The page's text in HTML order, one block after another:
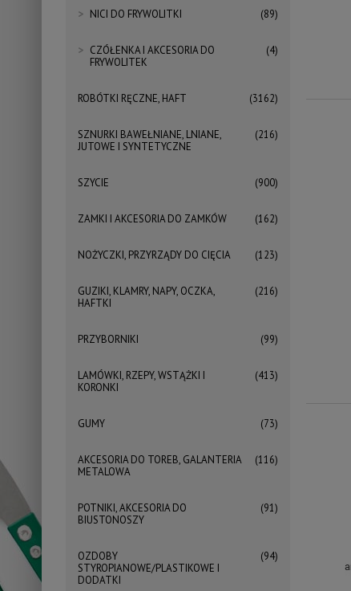
NICI DO FRYWOLITKI (89)
CZÓŁENKA I AKCESORIA DO
FRYWOLITEK
(4)
ROBÓTKI RĘCZNE, HAFT (3162)
SZNURKI BAWEŁNIANE, LNIANE,
JUTOWE I SYNTETYCZNE
(216)
SZYCIE (900)
ZAMKI I AKCESORIA DO ZAMKÓW (162)
NOŻYCZKI, PRZYRZĄDY DO CIĘCIA (123)
GUZIKI, KLAMRY, NAPY, OCZKA,
HAFTKI
(216)
PRZYBORNIKI (99)
LAMÓWKI, RZEPY, WSTĄŻKI I
KORONKI
(413)
GUMY (73)
AKCESORIA DO TOREB, GALANTERIA
METALOWA
(116)
POTNIKI, AKCESORIA DO
BIUSTONOSZY
(91)
OZDOBY
STYROPIANOWE/PLASTIKOWE I
DODATKI
(94)